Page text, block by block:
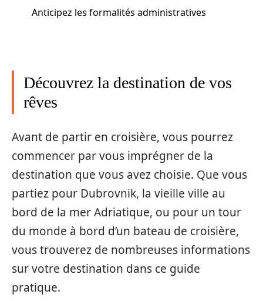
Anticipez les formalités administratives
Découvrez la destination de vos
rêves
Avant de partir en croisière, vous pourrez
commencer par vous imprégner de la
destination que vous avez choisie. Que vous
partiez pour Dubrovnik, la vieille ville au
bord de la mer Adriatique, ou pour un tour
du monde à bord d’un bateau de croisière,
vous trouverez de nombreuses informations
sur votre destination dans ce guide
pratique.